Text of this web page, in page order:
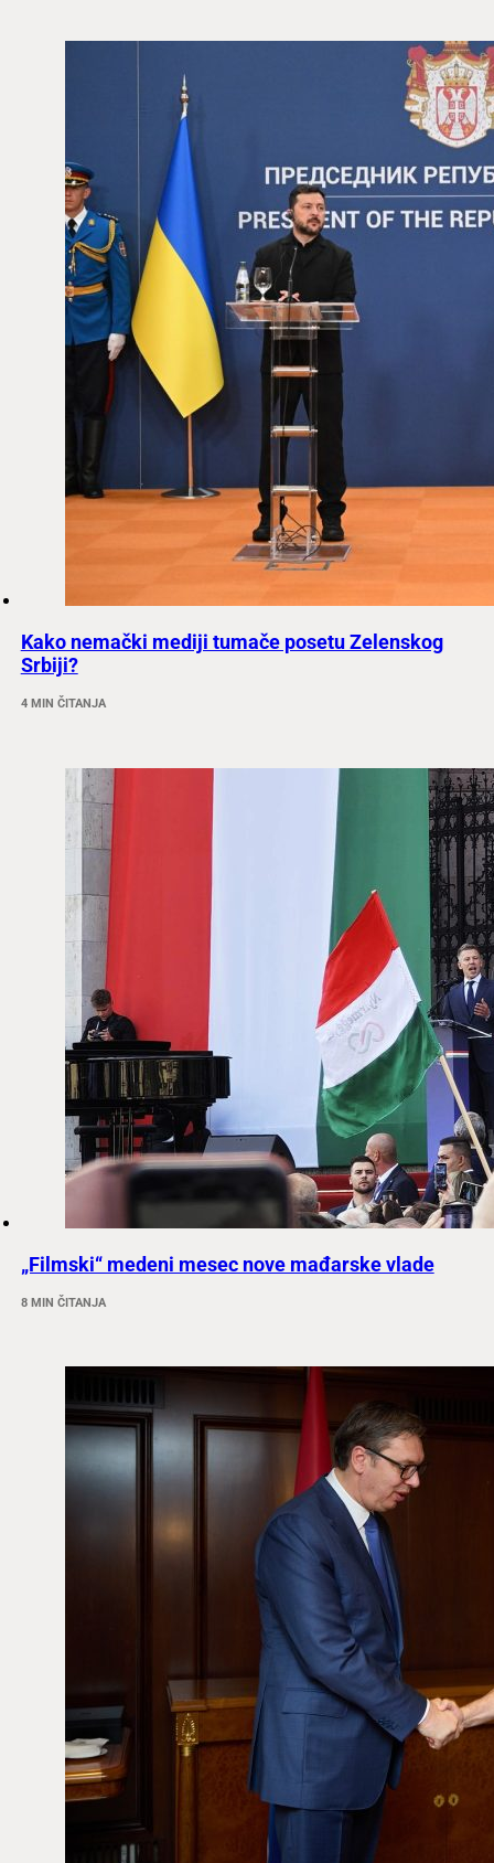
Kako nemački mediji tumače posetu Zelenskog
Srbiji?
4 MIN ČITANJA
„Filmski“ medeni mesec nove mađarske vlade
8 MIN ČITANJA